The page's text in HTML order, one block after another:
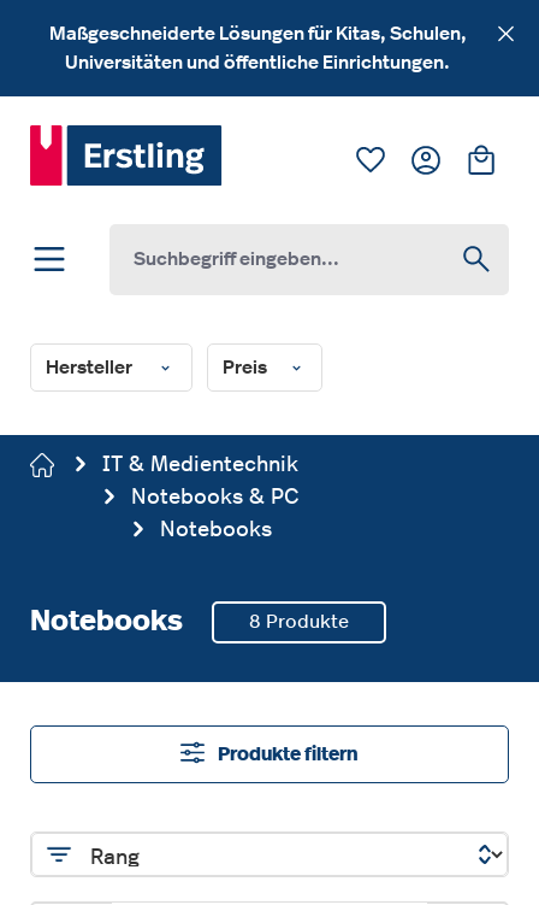
Zum Hauptinhalt springen
Maßgeschneiderte Lösungen für Kitas, Schulen,
Universitäten und öffentliche Einrichtungen.
Du hast 0
Hersteller Preis
IT & Medientechnik
Notebooks & PC
Notebooks
Notebooks 8 Produkte
Produkte filtern